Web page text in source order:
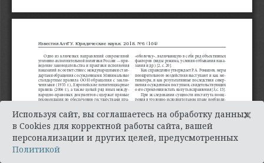
Используя сайт, вы соглашаетесь на обработку данных
в Cookies для корректной работы сайта, вашей
персонализации и других целей, предусмотренных
Политикой
×